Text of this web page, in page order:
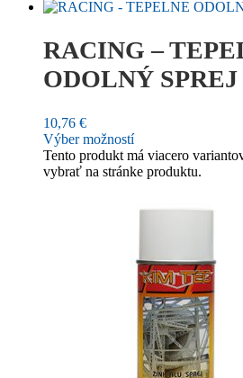
RACING –
ODOLNÝ SPREJ
10,76 €
Výber možností
Tento produkt má viacero
vybrať na stránke produktu.